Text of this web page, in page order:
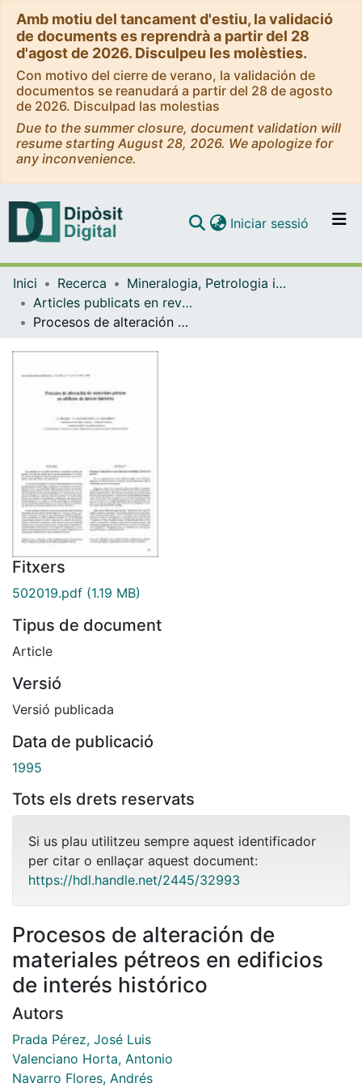
Amb motiu del tancament d'estiu, la validació
de documents es reprendrà a partir del 28
d'agost de 2026. Disculpeu les molèsties.
Con motivo del cierre de verano, la validación de
documentos se reanudará a partir del 28 de agosto
de 2026. Disculpad las molestias
Due to the summer closure, document validation will
resume starting August 28, 2026. We apologize for
any inconvenience.
Navega per tot el DD
Iniciar sessió (current)
Inici Recerca
Mineralogia, Petrologia i Geologia Aplicada
Articles publicats en revistes (Mineralogia, Petrologia i Geologia Aplicada)
Procesos de alteración de materiales pétreos en edificios de interés histórico
Fitxers
502019.pdf (1.19 MB)
Tipus de document
Article
Versió
Versió publicada
Data de publicació
1995
Tots els drets reservats
Si us plau utilitzeu sempre aquest identificador
per citar o enllaçar aquest document:
https://hdl.handle.net/2445/32993
Procesos de alteración de
materiales pétreos en edificios
de interés histórico
Autors
Prada Pérez, José Luis
Valenciano Horta, Antonio
Navarro Flores, Andrés